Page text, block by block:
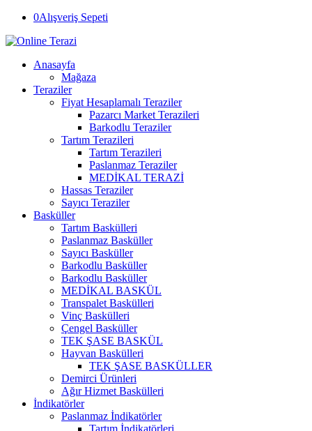
0Alışveriş Sepeti
Anasayfa
Mağaza
Teraziler
Fiyat Hesaplamalı Teraziler
Pazarcı Market Terazileri
Barkodlu Teraziler
Tartım Terazileri
Tartım Terazileri
Paslanmaz Teraziler
MEDİKAL TERAZİ
Hassas Teraziler
Sayıcı Teraziler
Basküller
Tartım Baskülleri
Paslanmaz Basküller
Sayıcı Basküller
Barkodlu Basküller
Barkodlu Basküller
MEDİKAL BASKÜL
Transpalet Baskülleri
Vinç Baskülleri
Çengel Basküller
TEK ŞASE BASKÜL
Hayvan Baskülleri
TEK ŞASE BASKÜLLER
Demirci Ürünleri
Ağır Hizmet Baskülleri
İndikatörler
Paslanmaz İndikatörler
Tartım İndikatörleri